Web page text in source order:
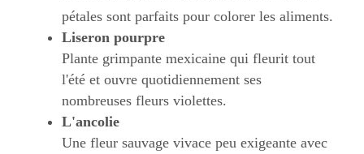
pétales sont parfaits pour colorer les aliments.
Liseron pourpre
Plante grimpante mexicaine qui fleurit tout
l'été et ouvre quotidiennement ses
nombreuses fleurs violettes.
L'ancolie
Une fleur sauvage vivace peu exigeante avec